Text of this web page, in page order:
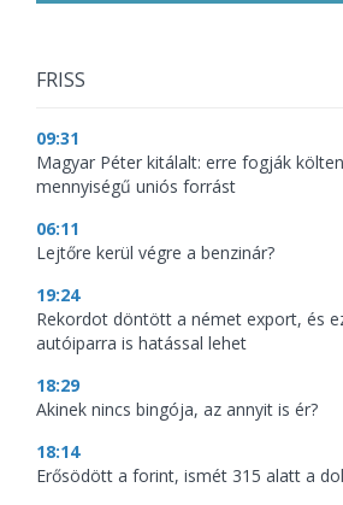
FRISS
09:31
Magyar Péter kitálalt: erre fogják
mennyiségű uniós forrást
06:11
Lejtőre kerül végre a benzinár?
19:24
Rekordot döntött a német export, és
autóiparra is hatással lehet
18:29
Akinek nincs bingója, az annyit is ér?
18:14
Erősödött a forint, ismét 315 alatt a